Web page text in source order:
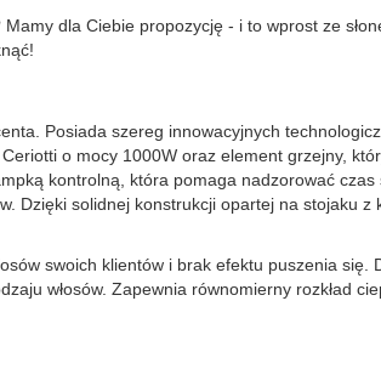
dla Ciebie propozycję - i to wprost ze
Posiada szereg innowacyjnych
o mocy 1000W oraz element grzejny,
kontrolną, która pomaga nadzorować czas
Dzięki solidnej konstrukcji opartej na stojaku z
swoich klientów i brak efektu puszenia się.
włosów. Zapewnia równomierny rozkład